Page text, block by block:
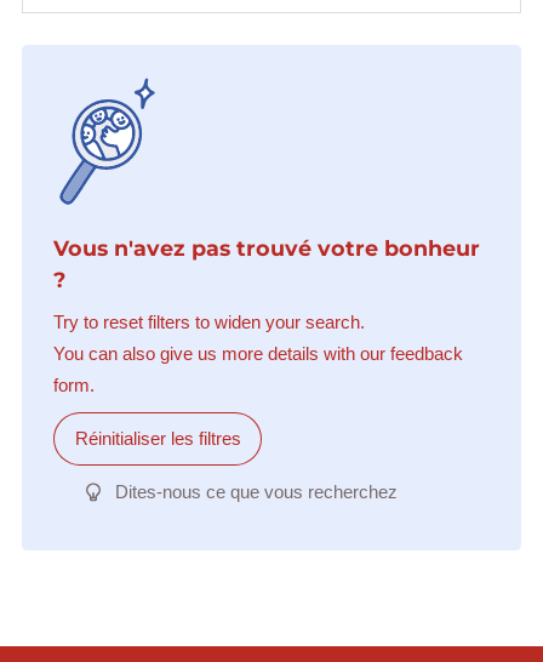
Vous n'avez pas trouvé votre bonheur
?
Try to reset filters to widen your search.
You can also give us more details with our feedback
form.
Réinitialiser les filtres
Dites-nous ce que vous recherchez